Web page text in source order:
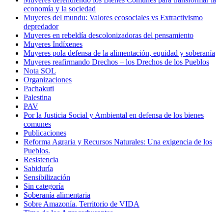
economía y la sociedad
Muyeres del mundu: Valores ecosociales vs Extractivismo
depredador
Muyeres en rebeldía descolonizadoras del pensamiento
Muyeres Indíxenes
Muyeres pola defensa de la alimentación, equidad y soberanía
Muyeres reafirmando Drechos – los Drechos de los Pueblos
Nota SOL
Organizaciones
Pachakuti
Palestina
PAV
Por la Justicia Social y Ambiental en defensa de los bienes
comunes
Publicaciones
Reforma Agraria y Recursos Naturales: Una exigencia de los
Pueblos.
Resistencia
Sabiduría
Sensibilización
Sin categoría
Soberanía alimentaria
Sobre Amazonía. Territorio de VIDA